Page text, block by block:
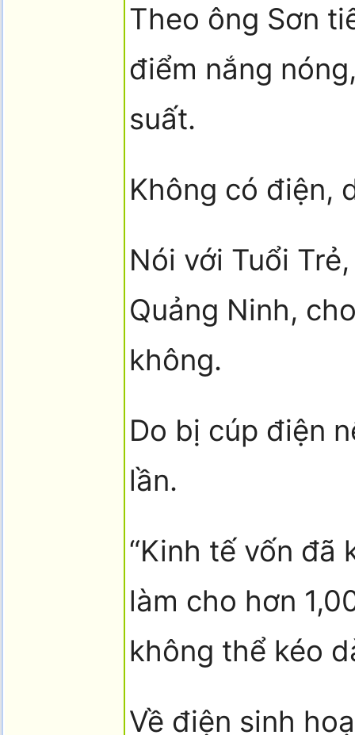
Theo ông Sơn
điểm nắng
suất.
Không có điện,
Nói với Tuổi
Quảng Ninh,
không.
Do bị cúp điện
lần.
“Kinh tế vốn đã
làm cho hơn
không thể kéo
Về điện sinh